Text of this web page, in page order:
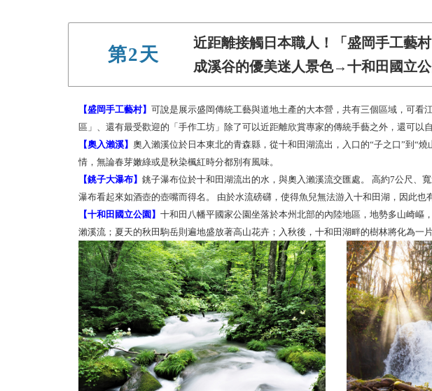
第2天
近距離接觸日本職人！「盛岡手工藝
成溪谷的優美迷人景色→十和田國立
【盛岡手工藝村】 可說是展示盛岡傳統工藝與道地土產的大本營，共有三個區域，可
區」、還有最受歡迎的「手作工坊」除了可以近距離欣賞專家的傳統手藝之外，還可以
【奧入瀨溪】 奧入瀨溪位於日本東北的青森縣，從十和田湖流出，入口的“子之口”到“
情，無論春芽嫩綠或是秋染楓紅時分都別有風味。
【銚子大瀑布】 銚子瀑布位於十和田湖流出的水，與奧入瀨溪流交匯處。 高約7公尺、
瀑布看起來如酒壺的壺嘴而得名。 由於水流磅礴，使得魚兒無法游入十和田湖，因此也
【十和田國立公園】 十和田八幡平國家公園坐落於本州北部的內陸地區，地勢多山崎嶇
瀨溪流；夏天的秋田駒岳則遍地盛放著高山花卉；入秋後，十和田湖畔的樹林將化為一